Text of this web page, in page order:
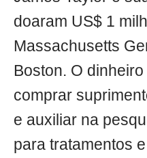
doaram US$ 1
Massachusetts
Boston. O
comprar
e auxiliar na
para tratamentos